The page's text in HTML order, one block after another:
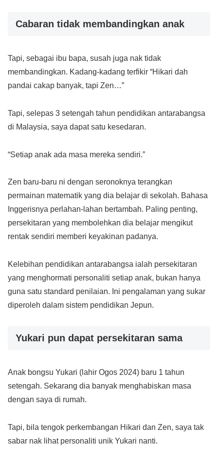
Cabaran tidak membandingkan anak
Tapi, sebagai ibu bapa, susah juga nak tidak
membandingkan. Kadang-kadang terfikir “Hikari dah
pandai cakap banyak, tapi Zen…”
Tapi, selepas 3 setengah tahun pendidikan antarabangsa
di Malaysia, saya dapat satu kesedaran.
“Setiap anak ada masa mereka sendiri.”
Zen baru-baru ni dengan seronoknya terangkan
permainan matematik yang dia belajar di sekolah. Bahasa
Inggerisnya perlahan-lahan bertambah. Paling penting,
persekitaran yang membolehkan dia belajar mengikut
rentak sendiri memberi keyakinan padanya.
Kelebihan pendidikan antarabangsa ialah persekitaran
yang menghormati personaliti setiap anak, bukan hanya
guna satu standard penilaian. Ini pengalaman yang sukar
diperoleh dalam sistem pendidikan Jepun.
Yukari pun dapat persekitaran sama
Anak bongsu Yukari (lahir Ogos 2024) baru 1 tahun
setengah. Sekarang dia banyak menghabiskan masa
dengan saya di rumah.
Tapi, bila tengok perkembangan Hikari dan Zen, saya tak
sabar nak lihat personaliti unik Yukari nanti.